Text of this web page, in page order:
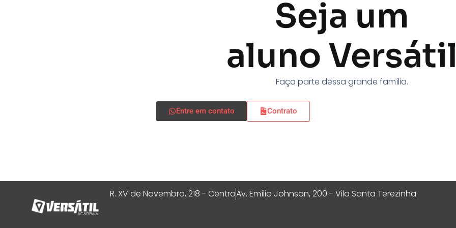
Seja um
aluno
Faça parte dessa grande família.
Entre em contato Contrato
R. XV de Novembro, 218 - CentroAv. Emílio Johnson, 200 - Vila Santa Terezinha